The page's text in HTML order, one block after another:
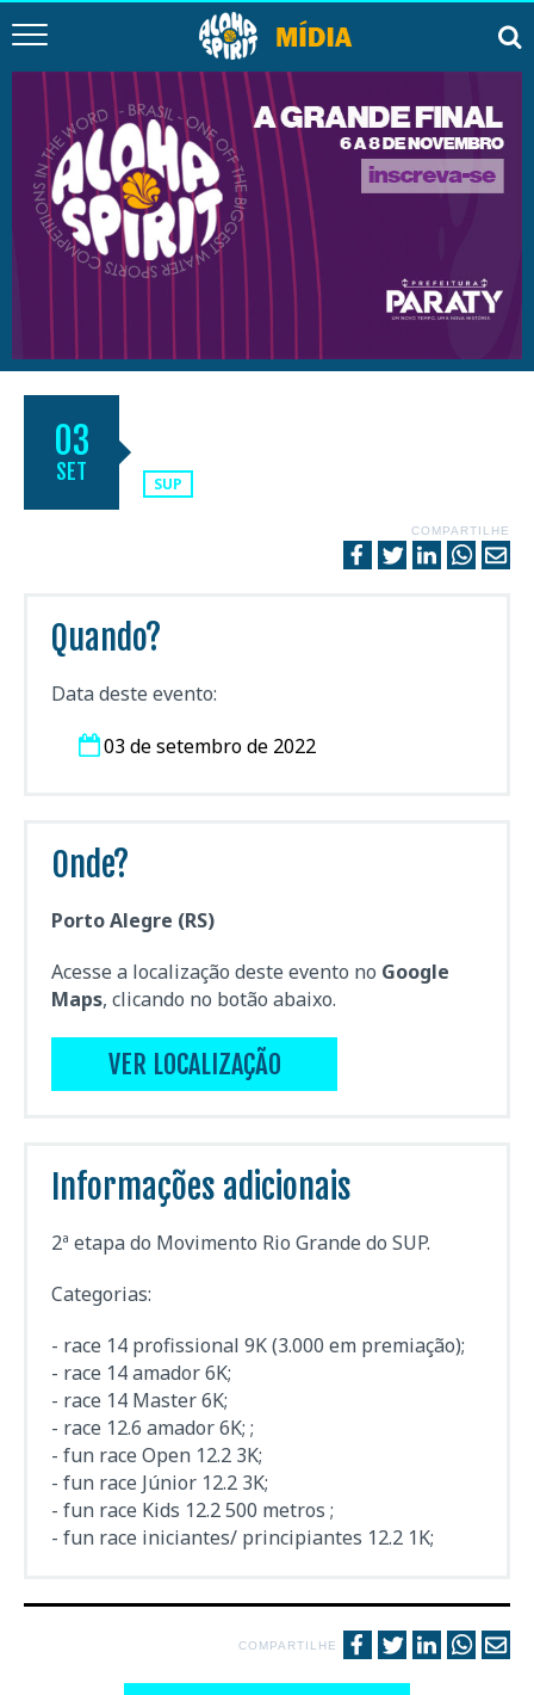
03
SET SUP
COMPARTILHE
Quando?
Data deste evento:
03 de setembro de 2022
Onde?
Porto Alegre (RS)
Acesse a localização deste evento no Google
Maps, clicando no botão abaixo.
VER LOCALIZAÇÃO
Informações adicionais
2ª etapa do Movimento Rio Grande do SUP.
Categorias:
- race 14 profissional 9K (3.000 em premiação);
- race 14 amador 6K;
- race 14 Master 6K;
- race 12.6 amador 6K; ;
- fun race Open 12.2 3K;
- fun race Júnior 12.2 3K;
- fun race Kids 12.2 500 metros ;
- fun race iniciantes/ principiantes 12.2 1K;
COMPARTILHE